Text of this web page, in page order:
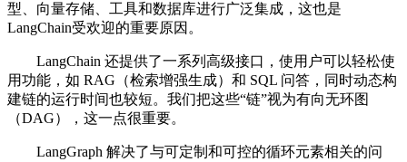
型、向量存储、工具和数据库进行广泛集成，这也是
LangChain受欢迎的重要原因。
LangChain 还提供了一系列高级接口，使用户可以轻松使
用功能，如 RAG（检索增强生成）和 SQL 问答，同时动态构
建链的运行时间也较短。我们把这些“链”视为有向无环图
（DAG），这一点很重要。
LangGraph 解决了与可定制和可控的循环元素相关的问